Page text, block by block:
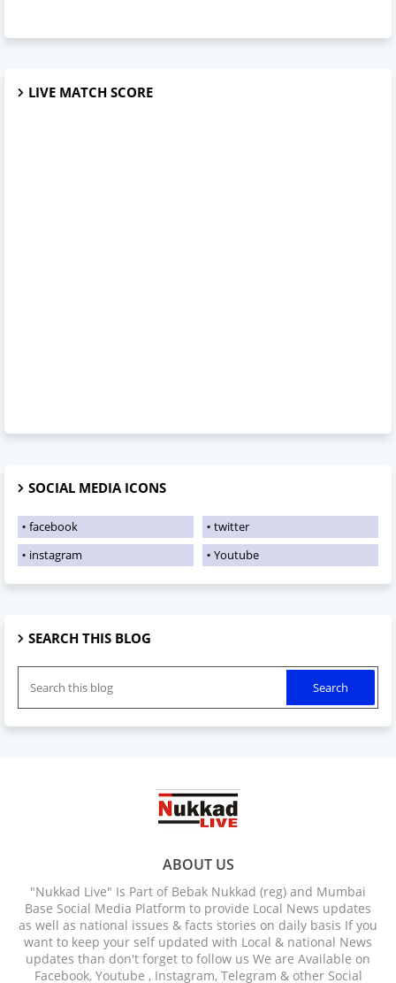
LIVE MATCH SCORE
SOCIAL MEDIA ICONS
facebook
twitter
instagram
Youtube
SEARCH THIS BLOG
ABOUT US
"Nukkad Live" Is Part of Bebak Nukkad (reg) and Mumbai
Base Social Media Platform to provide Local News updates
as well as national issues & facts stories on daily basis If you
want to keep your self updated with Local & national News
updates than don't forget to follow us We are Available on
Facebook, Youtube , Instagram, Telegram & other Social